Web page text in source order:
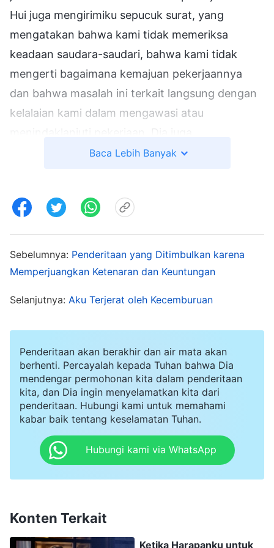
Hui juga mengirimiku sepucuk surat, yang
mengatakan bahwa kami tidak memeriksa
keadaan saudara-saudari, bahwa kami tidak
mengerti bagaimana kemajuan pekerjaannya
dan bahwa masalah ini terkait langsung dengan
kelalaian kami dalam mengawasi atau
firman Tuhanuntuk menunjukan
sedang menggunakan saudari itu untuk
segera memperbaiki sikapku terhadap tugasku.
Kemudian, aku mencari bagian firman Tuhan
bersekutu dengannya. Aku juga mencari tahu
keadaan saudari lainnya dan bagaimana
perkembangan tugas mereka, dan aku
memberikan persekutuan serta solusi atas
kesulitan mereka. Kemudian, aku mengetahui
bahwa keadaan Li Xiang tidak membaik dan aku
berpikir, "Apa yang akan dipikirkan semua orang
tentang aku jika aku bahkan tidak dapat
menyelesaikan keadaan saudariku? Akankah
masalah saudara-saudari? Aku akan sangat
malu!" Memikirkan hal ini, aku merasa agak
Baca Lebih Banyak
Sebelumnya: Penderitaan yang Ditimbulkan karena
Memperjuangkan Ketenaran dan Keuntungan
Selanjutnya: Aku Terjerat oleh Kecemburuan
Penderitaan akan berakhir dan air mata akan
berhenti. Percayalah kepada Tuhan bahwa Dia
mendengar permohonan kita dalam penderitaan
kita, dan Dia ingin menyelamatkan kita dari
penderitaan. Hubungi kami untuk memahami
kabar baik tentang keselamatan Tuhan.
Hubungi kami via WhatsApp
Konten Terkait
Ketika Harapanku untuk